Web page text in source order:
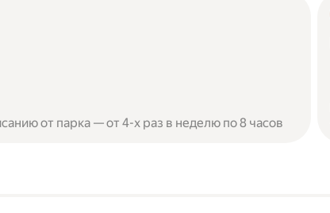
от парка — от 4-х раз в неделю по 8 часов